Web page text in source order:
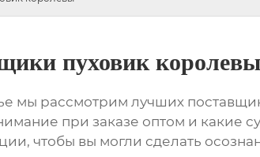
пуховик королевы
мы рассмотрим лучших
при заказе оптом и
чтобы вы могли сделать